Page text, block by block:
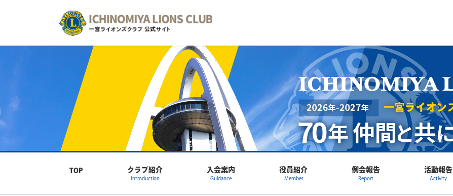
ツ
シ
TOP クラブ紹介
Introduction
入会案内
Guidance
役員紹介
Member
例会報告
Report
活動報告
Activity